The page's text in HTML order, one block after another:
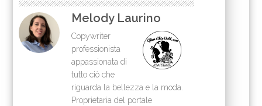
Melody Laurino
Copywriter
professionista
appassionata di
tutto ciò che
riguarda la bellezza e la moda.
Proprietaria del portale